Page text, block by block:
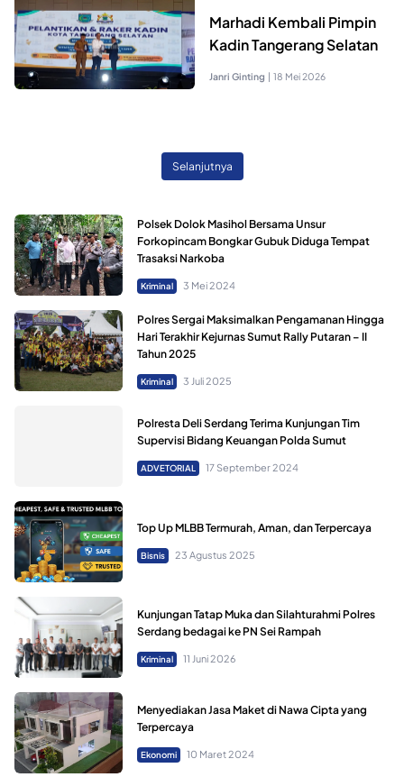
Marhadi Kembali Pimpin
Kadin Tangerang Selatan
Janri Ginting | 18 Mei 2026
Selanjutnya
Polsek Dolok Masihol Bersama Unsur
Forkopincam Bongkar Gubuk Diduga Tempat
Trasaksi Narkoba
Kriminal 3 Mei 2024
Polres Sergai Maksimalkan Pengamanan Hingga
Hari Terakhir Kejurnas Sumut Rally Putaran – II
Tahun 2025
Kriminal 3 Juli 2025
Polresta Deli Serdang Terima Kunjungan Tim
Supervisi Bidang Keuangan Polda Sumut
ADVETORIAL 17 September 2024
Top Up MLBB Termurah, Aman, dan Terpercaya
Bisnis 23 Agustus 2025
Kunjungan Tatap Muka dan Silahturahmi Polres
Serdang bedagai ke PN Sei Rampah
Kriminal 11 Juni 2026
Menyediakan Jasa Maket di Nawa Cipta yang
Terpercaya
Ekonomi 10 Maret 2024